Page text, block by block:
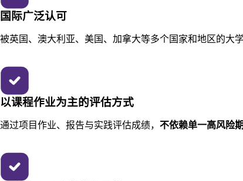
国际广泛认可
被英国、澳大利亚、美国、加拿大等多个国家和地区的大学
以课程作业为主的评估方式
通过项目作业、报告与实践评估成绩， 不依赖单一高风险